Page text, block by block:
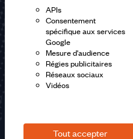
APIs
Consentement
spécifique aux services
Google
Mesure d'audience
Régies publicitaires
Réseaux sociaux
Vidéos
Tout accepter
En m'inscrivant à la
lapolitique de